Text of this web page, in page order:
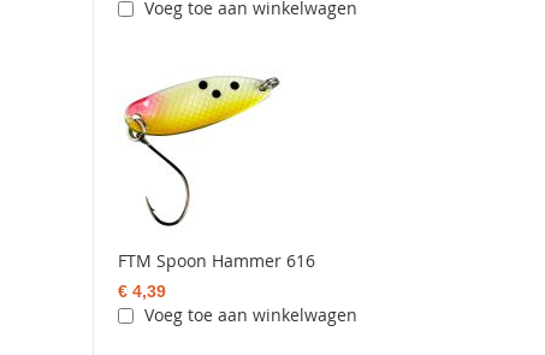
Voeg toe aan winkelwagen
FTM Spoon Hammer 616
€ 4,39
Voeg toe aan winkelwagen